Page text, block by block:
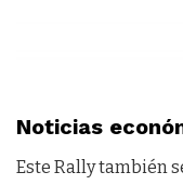
Noticias
Este Rally también